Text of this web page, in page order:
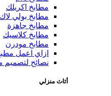
مطابخ اكريلك
مطابخ بولي لاك
مطابخ جاهزة
مطابخ كلاسيك
مطابخ مودرن
ازاي اعمل
نصائح
أثاث منزلي